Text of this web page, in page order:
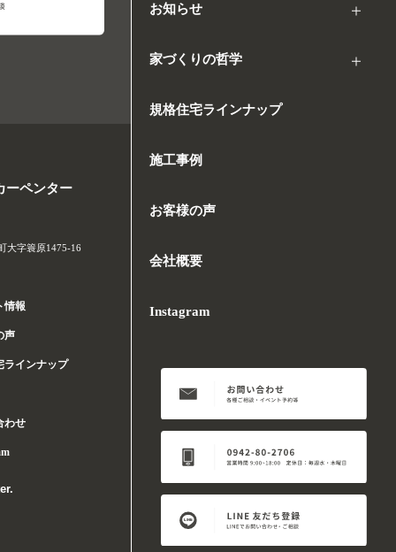
お知らせ
家づくりの哲学
規格住宅ラインナップ
施工事例
お客様の声
会社概要
Instagram
ーペンター
大字簑原1475-16
情報
声
ラインナップ
わせ